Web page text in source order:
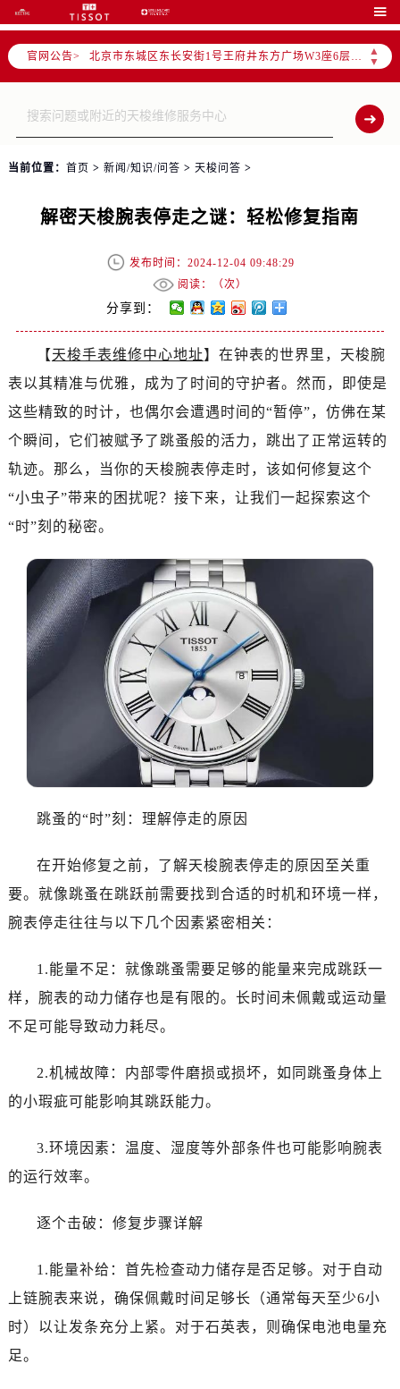

官网公告>
▲
▼
北京市朝阳区建国门外大街甲6号华熙国际中心D座11层1102室售后服务中心（需提前预约）
北京市东城区东长安街1号王府井东方广场W3座6层602室售后服务中心（需提前预约）
节假日正常营业！
当前位置： 首页 > 新闻/知识/问答 > 天梭问答 >
解密天梭腕表停走之谜：轻松修复指南
发布时间：2024-12-04 09:48:29
阅读：（次）
分享到：
【天梭手表维修中心地址】在钟表的世界里，天梭腕
表以其精准与优雅，成为了时间的守护者。然而，即使是
这些精致的时计，也偶尔会遭遇时间的“暂停”，仿佛在某
个瞬间，它们被赋予了跳蚤般的活力，跳出了正常运转的
轨迹。那么，当你的天梭腕表停走时，该如何修复这个
“小虫子”带来的困扰呢？接下来，让我们一起探索这个
“时”刻的秘密。
跳蚤的“时”刻：理解停走的原因
在开始修复之前，了解天梭腕表停走的原因至关重
要。就像跳蚤在跳跃前需要找到合适的时机和环境一样，
腕表停走往往与以下几个因素紧密相关：
1.能量不足：就像跳蚤需要足够的能量来完成跳跃一
样，腕表的动力储存也是有限的。长时间未佩戴或运动量
不足可能导致动力耗尽。
2.机械故障：内部零件磨损或损坏，如同跳蚤身体上
的小瑕疵可能影响其跳跃能力。
3.环境因素：温度、湿度等外部条件也可能影响腕表
的运行效率。
逐个击破：修复步骤详解
1.能量补给：首先检查动力储存是否足够。对于自动
上链腕表来说，确保佩戴时间足够长（通常每天至少6小
时）以让发条充分上紧。对于石英表，则确保电池电量充
足。